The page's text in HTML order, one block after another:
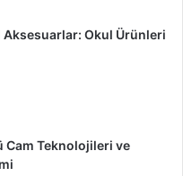
Aksesuarlar: Okul Ürünleri
Cam Teknolojileri ve